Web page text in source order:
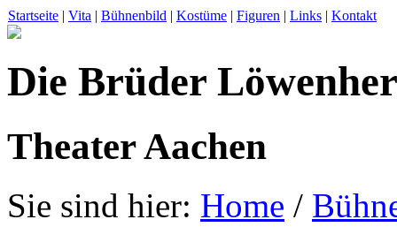
Startseite | Vita | Bühnenbild | Kostüme | Figuren | Links | Kontakt
Die Brüder
Theater Aachen
Sie sind hier: Home /